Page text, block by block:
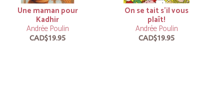
Une maman pour
Kadhir
Andrée Poulin
CAD$19.95
On se tait s’il vous
plaît!
Andrée Poulin
CAD$19.95